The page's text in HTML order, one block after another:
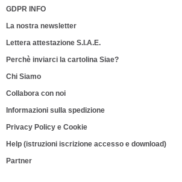
GDPR INFO
La nostra newsletter
Lettera attestazione S.I.A.E.
Perchè inviarci la cartolina Siae?
Chi Siamo
Collabora con noi
Informazioni sulla spedizione
Privacy Policy e Cookie
Help (istruzioni iscrizione accesso e download)
Partner